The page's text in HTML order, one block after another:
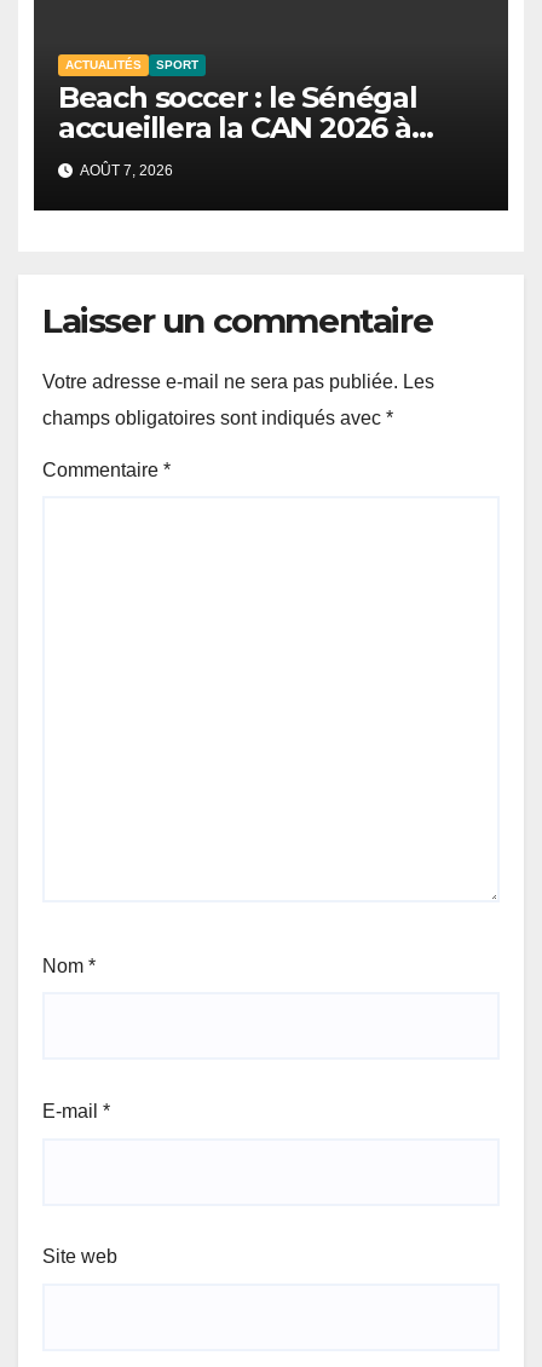
ACTUALITÉS SPORT
Beach soccer : le Sénégal
accueillera la CAN 2026 à
Dakar.
AOÛT 7, 2026
Laisser un commentaire
Votre adresse e-mail ne sera pas publiée. Les
champs obligatoires sont indiqués avec *
Commentaire *
Nom *
E-mail *
Site web